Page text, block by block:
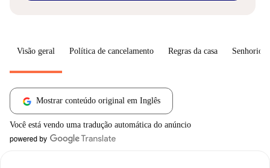
Visão geral Política de cancelamento Regras da casa Senhorio
Mostrar conteúdo original em Inglês
Você está vendo uma tradução automática do anúncio